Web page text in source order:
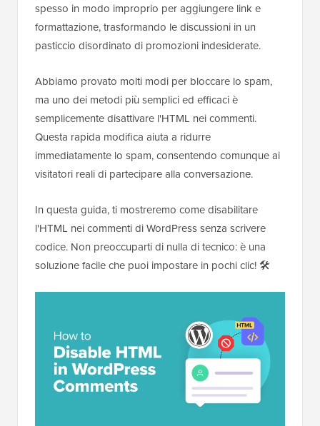
spesso in modo improprio per aggiungere link e
formattazione, trasformando le discussioni in un
pasticcio disordinato di promozioni indesiderate.
Abbiamo provato molti modi per bloccare lo spam,
ma uno dei metodi più semplici ed efficaci è
semplicemente disattivare l'HTML nei commenti.
Questa rapida modifica aiuta a ridurre
immediatamente lo spam, consentendo comunque ai
visitatori reali di partecipare alla conversazione.
In questa guida, ti mostreremo come disabilitare
l'HTML nei commenti di WordPress senza scrivere
codice. Non preoccuparti di nulla di tecnico: è una
soluzione facile che puoi impostare in pochi clic! 🛠️